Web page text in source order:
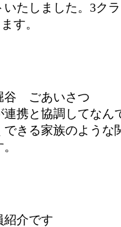
いたしました。3ク
す。
谷 ごあいさつ
連携と協調してなん
できる家族のような
紹介です